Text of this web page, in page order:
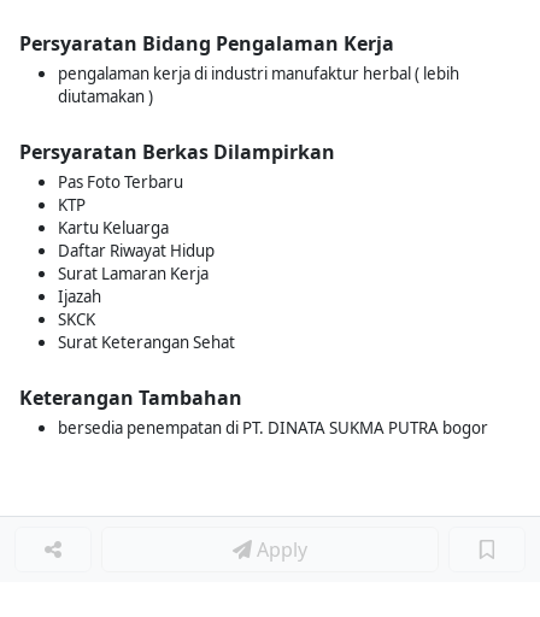
Persyaratan Bidang Pengalaman Kerja
pengalaman kerja di industri manufaktur herbal ( lebih
diutamakan )
Persyaratan Berkas Dilampirkan
Pas Foto Terbaru
KTP
Kartu Keluarga
Daftar Riwayat Hidup
Surat Lamaran Kerja
Ijazah
SKCK
Surat Keterangan Sehat
Keterangan Tambahan
bersedia penempatan di PT. DINATA SUKMA PUTRA bogor
Apply